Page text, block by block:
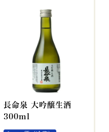
長命泉 大吟醸生酒
300ml